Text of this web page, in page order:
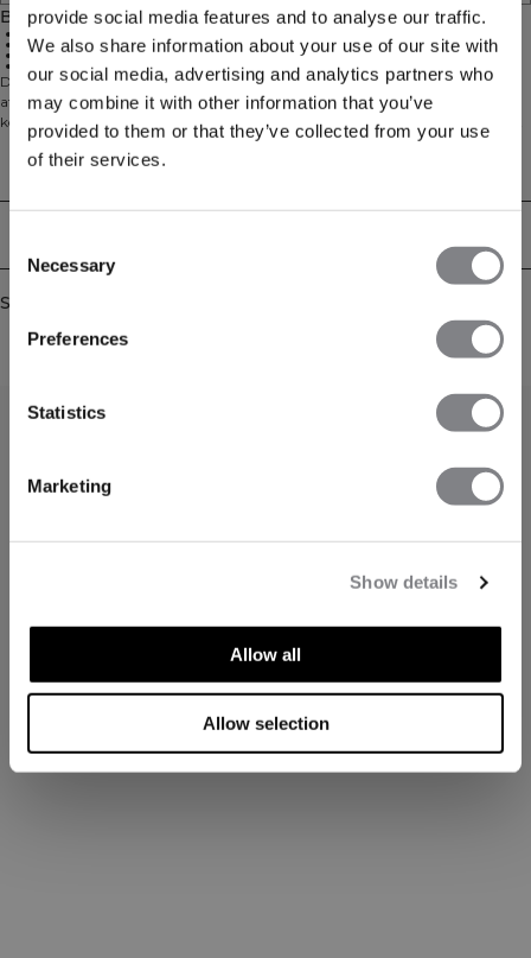
provide social media features and to analyse our traffic.
We also share information about your use of our site with
our social media, advertising and analytics partners who
may combine it with other information that you’ve
provided to them or that they’ve collected from your use
of their services.
Selection
Necessary
Preferences
Statistics
Marketing
Show details
Allow all
Allow selection
Beskrivelse
Blød fleeceforing for varme
Ribbede manchetter og ribbet hals for ekstra komfort
68 % bomuld, 32 % polyester
Denne Heavy Sweatshirt til kvinder har faldende skuldre, som giver en
afslappet pasform, samt ribbede manchetter og en ribbet hals for ekstra
komfort. Den bløde fleeceforing giver ekstra varme, hvilket gør trøjen perfekt
til køligere dage. Denne slidstærke og hyggelige sweatshirt er ideel til fritidstøj
og er et must-have til din garderobe. 68% bomuld, 32% polyester
Technical Aspects
Similar products